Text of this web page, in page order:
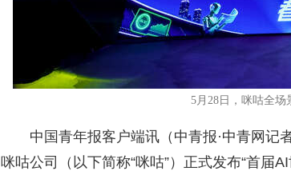
5月28日，咪咕全
中国青年报客户端讯（中青报·中青网记
咪咕公司（以下简称“咪咕”）正式发布“首届